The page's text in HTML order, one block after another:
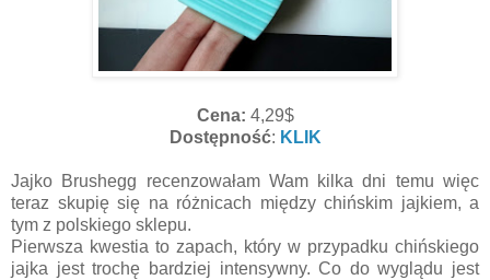
Cena: 4,29$
Dostępność: KLIK
Jajko Brushegg recenzowałam Wam kilka dni temu więc
teraz skupię się na różnicach między chińskim jajkiem, a
tym z polskiego sklepu.
Pierwsza kwestia to zapach, który w przypadku chińskiego
jajka jest trochę bardziej intensywny. Co do wyglądu jest